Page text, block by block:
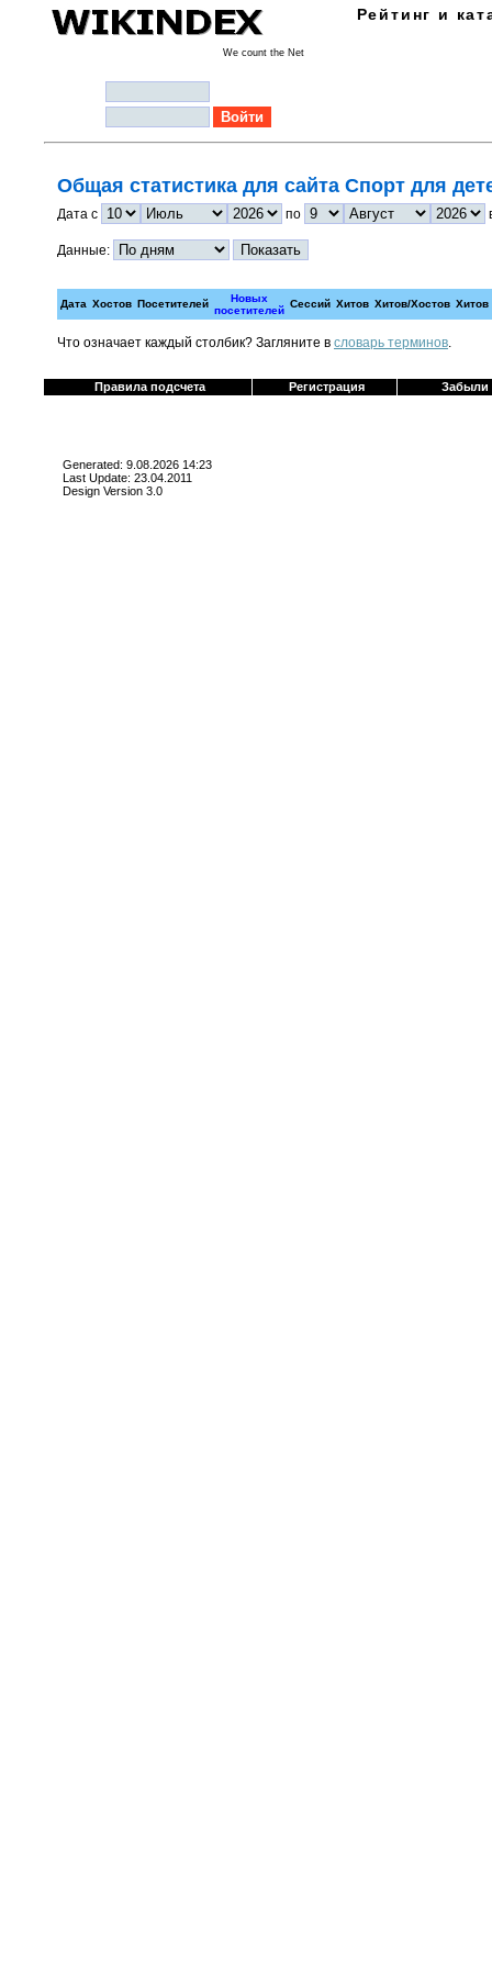
Рейтинг и
We count the Net
Общая статистика для сайта Спорт для
Дата с по
Данные:
Дата Хостов Посетителей
Новых
посетителей
Сессий Хитов Хитов/Хостов Хитов
Что означает каждый столбик? Загляните в cловарь терминов.
Правила подсчета Регистрация Забыли
Generated: 9.08.2026 14:23
Last Update: 23.04.2011
Design Version 3.0